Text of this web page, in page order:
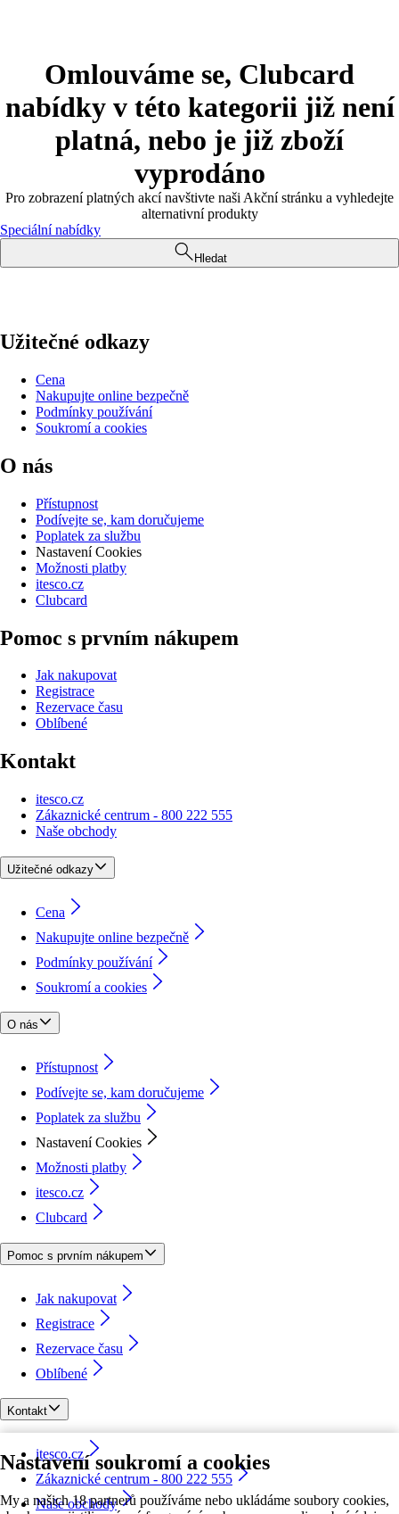
Nastavení soukromí a cookies
My a našich 18 partnerů používáme nebo ukládáme soubory cookies,
Omlouváme se, Clubcard
nabídky v této kategorii již není
platná, nebo je již zboží
vyprodáno
Pro zobrazení platných akcí navštivte naši Akční stránku a vyhledejte
alternativní produkty
Speciální nabídky
Hledat
Užitečné odkazy
Cena
Nakupujte online bezpečně
Podmínky používání
Soukromí a cookies
O nás
Přístupnost
Podívejte se, kam doručujeme
Poplatek za službu
Nastavení Cookies
Možnosti platby
itesco.cz
Clubcard
Pomoc s prvním nákupem
Jak nakupovat
Registrace
Rezervace času
Oblíbené
Kontakt
itesco.cz
Zákaznické centrum - 800 222 555
Naše obchody
Užitečné odkazy
Cena
Nakupujte online bezpečně
Podmínky používání
Soukromí a cookies
O nás
Přístupnost
Podívejte se, kam doručujeme
Poplatek za službu
Nastavení Cookies
Možnosti platby
itesco.cz
Clubcard
Pomoc s prvním nákupem
Jak nakupovat
Registrace
Rezervace času
Oblíbené
Kontakt
itesco.cz
Zákaznické centrum - 800 222 555
Naše obchody